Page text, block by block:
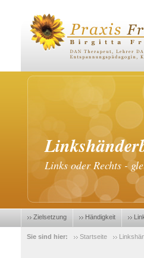
Links oder Rechts -
Zielsetzung Händigkeit
Vorschulkinder
Sie sind hier: Startseite